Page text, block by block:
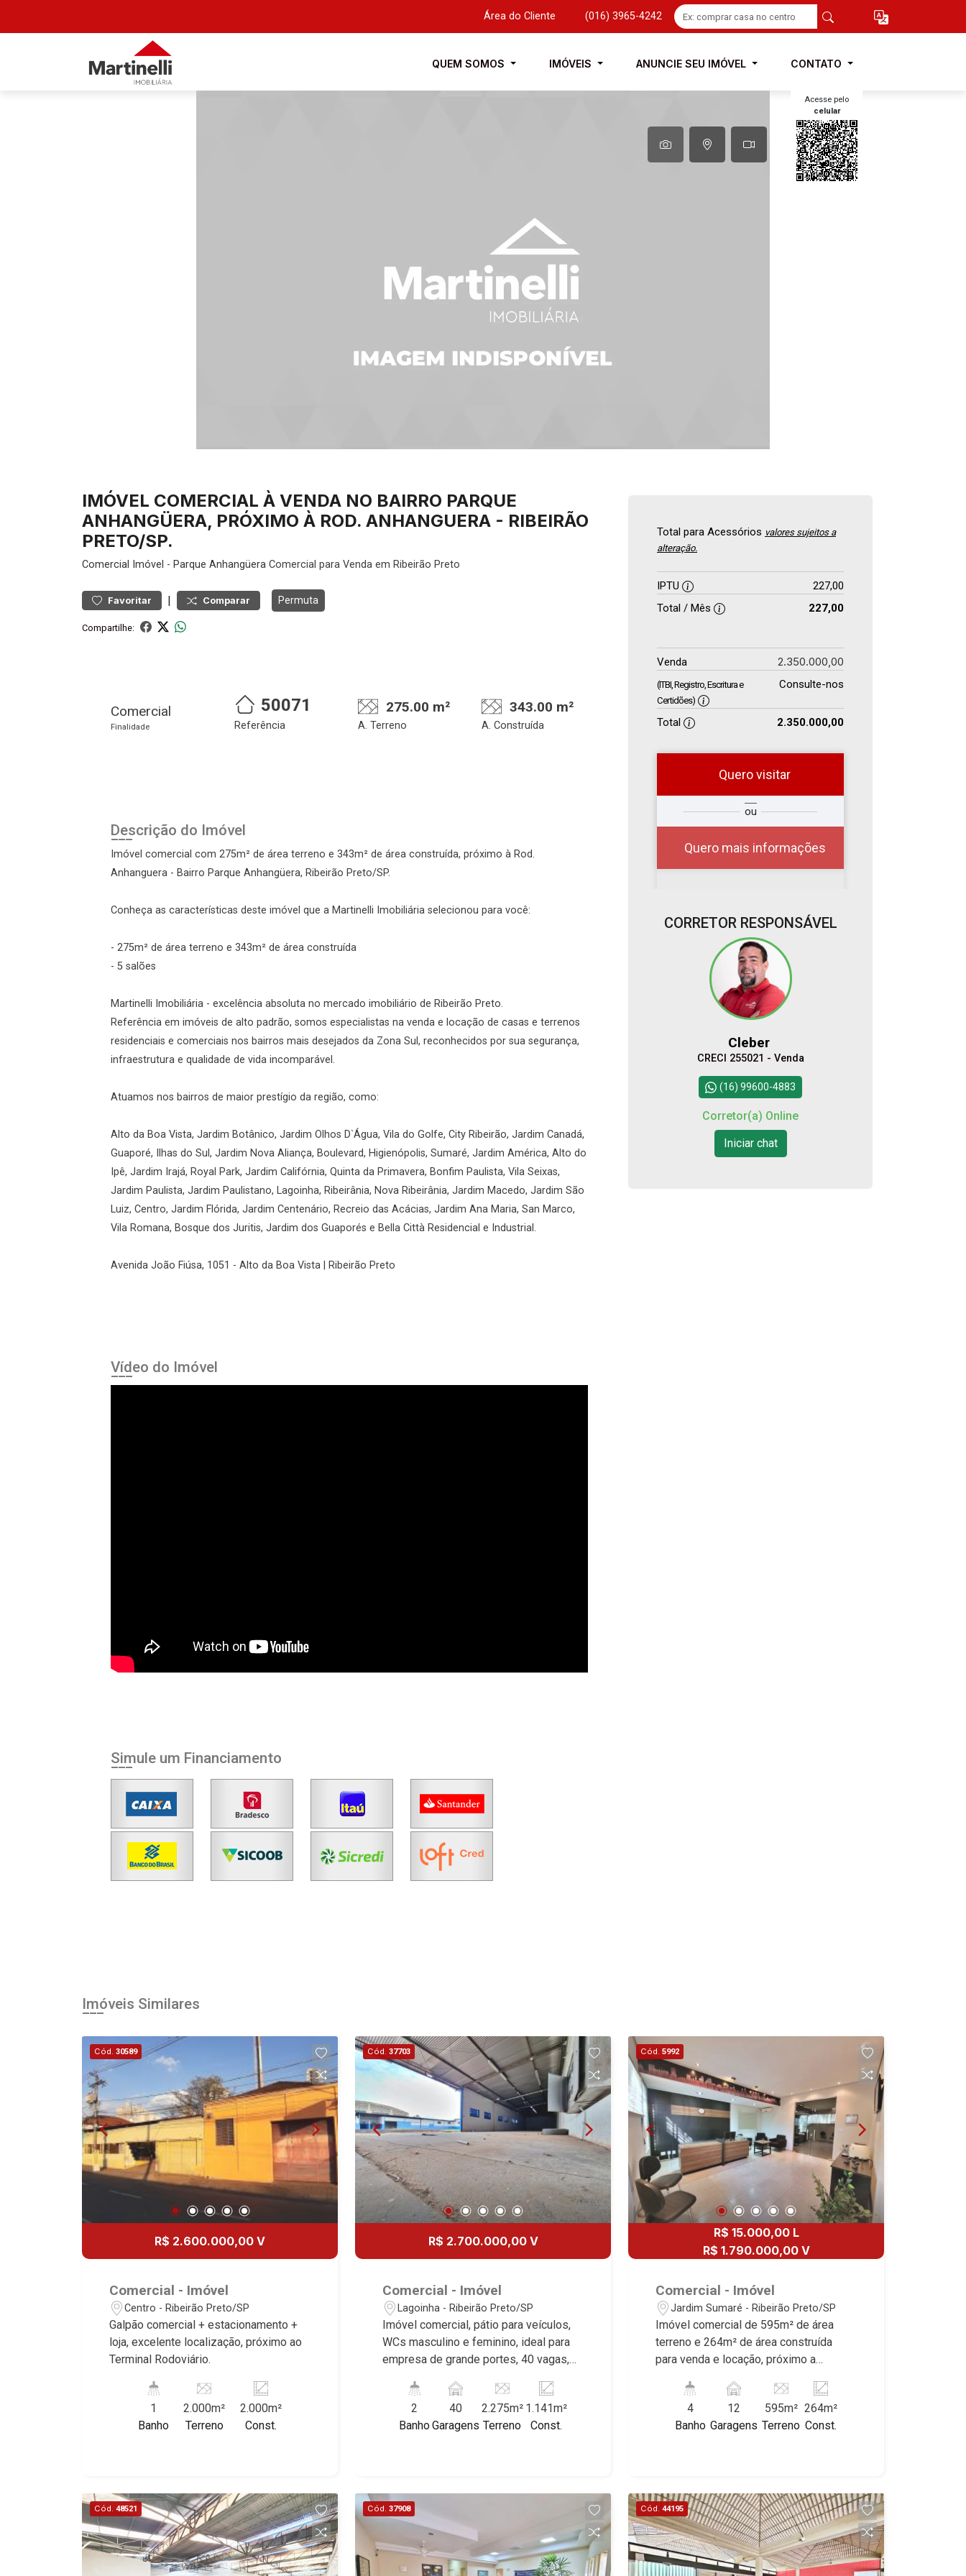
Área do Cliente (016) 3965-4242
QUEM SOMOS IMÓVEIS ANUNCIE SEU IMÓVEL CONTATO
Acesse pelo
celular
IMÓVEL COMERCIAL À VENDA NO BAIRRO PARQUE
ANHANGÜERA, PRÓXIMO À ROD. ANHANGUERA - RIBEIRÃO
PRETO/SP.
Comercial Imóvel - Parque Anhangüera Comercial para Venda em Ribeirão Preto
Favoritar | Comparar Permuta
Compartilhe:
Comercial
Finalidade
50071
Referência
275.00 m²
A. Terreno
343.00 m²
A. Construída
Descrição do Imóvel
Imóvel comercial com 275m² de área terreno e 343m² de área construída, próximo à Rod.
Anhanguera - Bairro Parque Anhangüera, Ribeirão Preto/SP.
Conheça as características deste imóvel que a Martinelli Imobiliária selecionou para você:
- 275m² de área terreno e 343m² de área construída
- 5 salões
Martinelli Imobiliária - excelência absoluta no mercado imobiliário de Ribeirão Preto.
Referência em imóveis de alto padrão, somos especialistas na venda e locação de casas e terrenos
residenciais e comerciais nos bairros mais desejados da Zona Sul, reconhecidos por sua segurança,
infraestrutura e qualidade de vida incomparável.
Atuamos nos bairros de maior prestígio da região, como:
Alto da Boa Vista, Jardim Botânico, Jardim Olhos D`Água, Vila do Golfe, City Ribeirão, Jardim Canadá,
Guaporé, Ilhas do Sul, Jardim Nova Aliança, Boulevard, Higienópolis, Sumaré, Jardim América, Alto do
Ipê, Jardim Irajá, Royal Park, Jardim Califórnia, Quinta da Primavera, Bonfim Paulista, Vila Seixas,
Jardim Paulista, Jardim Paulistano, Lagoinha, Ribeirânia, Nova Ribeirânia, Jardim Macedo, Jardim São
Luiz, Centro, Jardim Flórida, Jardim Centenário, Recreio das Acácias, Jardim Ana Maria, San Marco,
Vila Romana, Bosque dos Juritis, Jardim dos Guaporés e Bella Città Residencial e Industrial.
Avenida João Fiúsa, 1051 - Alto da Boa Vista | Ribeirão Preto
Vídeo do Imóvel
Simule um Financiamento
Total para Acessórios valores sujeitos a
alteração.
IPTU
227,00
Total / Mês
227,00
Venda 2.350.000,00
(ITBI, Registro, Escritura e
Certidões)
Consulte-nos
Total 2.350.000,00
Quero visitar
ou
Quero mais informações
Qual o melhor dia e
horário para você?
08
Aug/Sat
10
11
Aug/Tue
12
10:00
11:00
12:00Continuar
Esqueci minha senha
Cadastre-se
CORRETOR RESPONSÁVEL
Cleber
CRECI 255021 - Venda
(16) 99600-4883
Corretor(a) Online
Iniciar chat
Imóveis Similares
Cód. 30589
R$ 2.600.000,00 V
Comercial - Imóvel
Centro - Ribeirão Preto/SP
Galpão comercial + estacionamento +
loja, excelente localização, próximo ao
Terminal Rodoviário.
1
Banho
2.000m²
Terreno
2.000m²
Const.
Cód. 37703
R$ 2.700.000,00 V
Comercial - Imóvel
Lagoinha - Ribeirão Preto/SP
Imóvel comercial, pátio para veículos,
WCs masculino e feminino, ideal para
empresa de grande portes, 40 vagas,
Anhanguera. Martinelli Imobiliária,
referência no mercado imobiliário
desde 2000. Especialistas em Venda e
2
Banho
40
Garagens
2.275m²
Terreno
1.141m²
Const.
Cód. 5992
R$ 15.000,00 L
R$ 1.790.000,00 V
Comercial - Imóvel
Jardim Sumaré - Ribeirão Preto/SP
Imóvel comercial de 595m² de área
terreno e 264m² de área construída
para venda e locação, próximo a
Sumaré, Ribeirão Preto/SP. Conheça as
características deste imóvel que a
Martinelli Imobiliária selecionou para
Edícula com sala e WC - 9 vagas -
Excelente localização Martinelli
Imobiliária - excelência absoluta no
mercado imobiliário de Ribeirão Preto.
Referência em imóveis de alto padrão,
4
Banho
12
Garagens
595m²
Terreno
264m²
Const.
Cód. 48521 Cód. 37908 Cód. 44195